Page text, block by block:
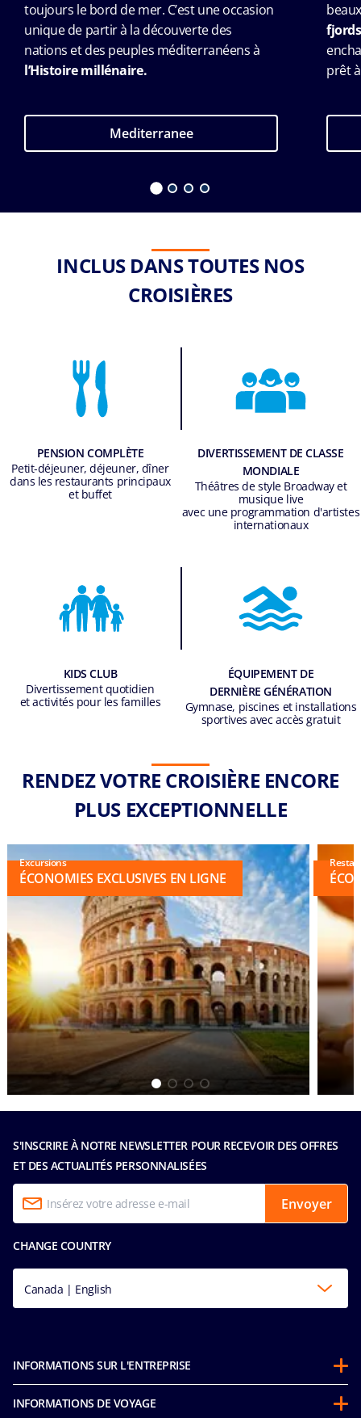
toujours le bord de mer. C’est une occasion
unique de partir à la découverte des
nations et des peuples méditerranéens à
lʼHistoire millénaire.
Mediterranee
prêt
INCLUS DANS TOUTES NOS
CROISIÈRES
PENSION COMPLÈTE
Petit-déjeuner, déjeuner, dîner
dans les restaurants principaux
et buffet
DIVERTISSEMENT DE CLASSE
MONDIALE
Théâtres de style Broadway et
musique live
avec une programmation d'artistes
internationaux
KIDS CLUB
Divertissement quotidien
et activités pour les familles
ÉQUIPEMENT DE
DERNIÈRE GÉNÉRATION
Gymnase, piscines et installations
sportives avec accès gratuit
RENDEZ VOTRE CROISIÈRE ENCORE
PLUS EXCEPTIONNELLE
ÉCONOMIES EXCLUSIVES EN LIGNE
Excursions
S'INSCRIRE À NOTRE NEWSLETTER POUR RECEVOIR DES OFFRES
ET DES ACTUALITÉS PERSONNALISÉES
Envoyer
CHANGE COUNTRY
Canada | English
INFORMATIONS SUR L'ENTREPRISE
Partenariats
INFORMATIONS DE VOYAGE